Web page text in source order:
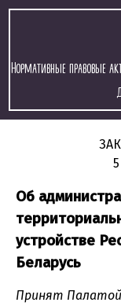
Нормативные правовые
Об
устройстве
Беларусь
Принят Палатой